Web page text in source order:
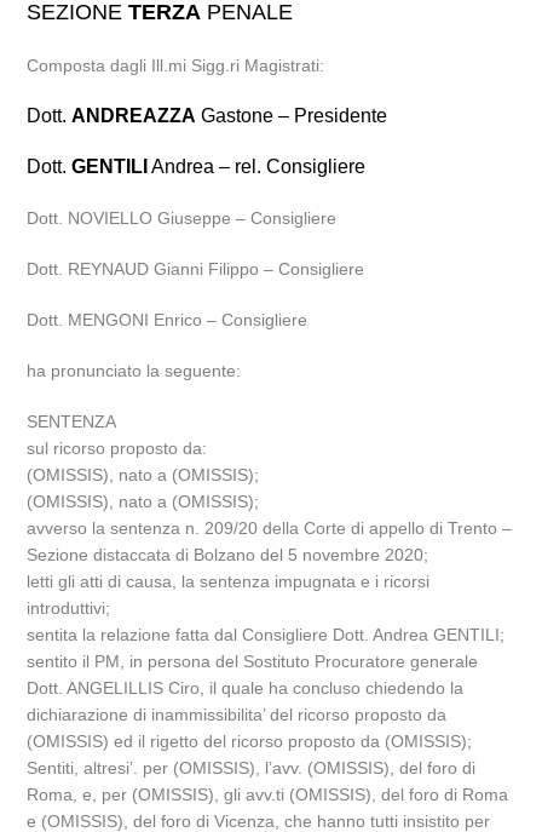
SEZIONETERZA PENALE
Composta dagli Ill.mi Sigg.ri Magistrati:
Dott.ANDREAZZA Gastone – Presidente
Dott.GENTILI Andrea – rel. Consigliere
Dott. NOVIELLO Giuseppe – Consigliere
Dott. REYNAUD Gianni Filippo – Consigliere
Dott. MENGONI Enrico – Consigliere
ha pronunciato la seguente:
SENTENZA
sul ricorso proposto da:
(OMISSIS), nato a (OMISSIS);
(OMISSIS), nato a (OMISSIS);
avverso la sentenza n. 209/20 della Corte di appello di Trento –
Sezione distaccata di Bolzano del 5 novembre 2020;
letti gli atti di causa, la sentenza impugnata e i ricorsi
introduttivi;
sentita la relazione fatta dal Consigliere Dott. Andrea GENTILI;
sentito il PM, in persona del Sostituto Procuratore generale
Dott. ANGELILLIS Ciro, il quale ha concluso chiedendo la
dichiarazione di inammissibilita’ del ricorso proposto da
(OMISSIS) ed il rigetto del ricorso proposto da (OMISSIS);
Sentiti, altresi’. per (OMISSIS), l’avv. (OMISSIS), del foro di
Roma, e, per (OMISSIS), gli avv.ti (OMISSIS), del foro di Roma
e (OMISSIS), del foro di Vicenza, che hanno tutti insistito per